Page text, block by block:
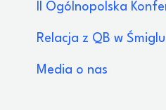
:
II Ogólnopolska
Relacja z QB w Śmiglu
Media o nas